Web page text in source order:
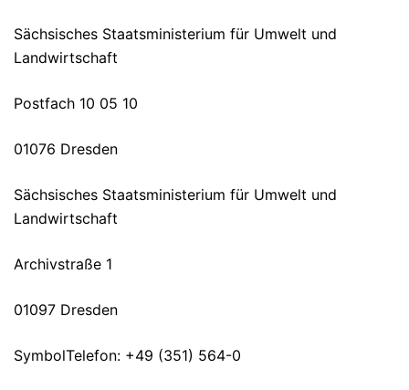
Sächsisches Staatsministerium für Umwelt und
Landwirtschaft
Postfach 10 05 10
01076 Dresden
Sächsisches Staatsministerium für Umwelt und
Landwirtschaft
Archivstraße 1
01097 Dresden
SymbolTelefon: +49 (351) 564-0